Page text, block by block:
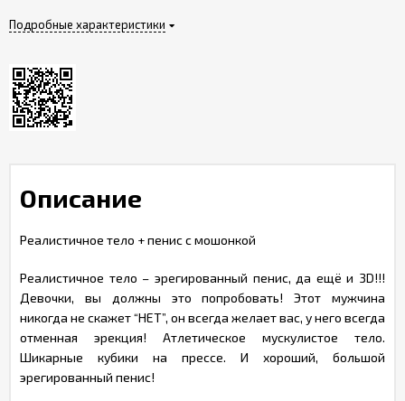
Подробные характеристики
Описание
Реалистичное тело + пенис с мошонкой
Реалистичное тело – эрегированный пенис, да ещё и 3D!!!
Девочки, вы должны это попробовать! Этот мужчина
никогда не скажет “НЕТ”, он всегда желает вас, у него всегда
отменная эрекция! Атлетическое мускулистое тело.
Шикарные кубики на прессе. И хороший, большой
эрегированный пенис!